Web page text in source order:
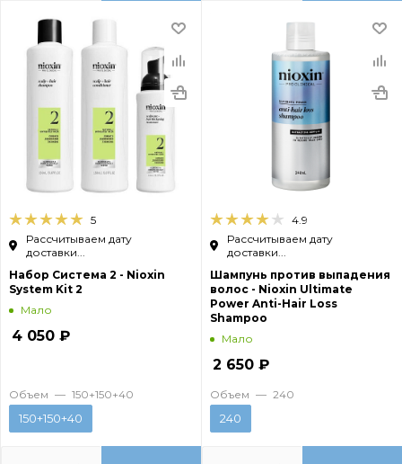
5
Рассчитываем дату
доставки...
Набор Система 2 - Nioxin
System Kit 2
Мало
4 050 ₽
Объем — 150+150+40
150+150+40
4.9
Рассчитываем дату
доставки...
Шампунь против выпадения
волос - Nioxin Ultimate
Power Anti-Hair Loss
Shampoo
Мало
2 650 ₽
Объем — 240
240